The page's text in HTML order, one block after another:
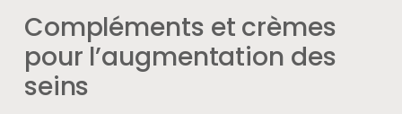
Compléments et crèmes
pour l’augmentation des
seins